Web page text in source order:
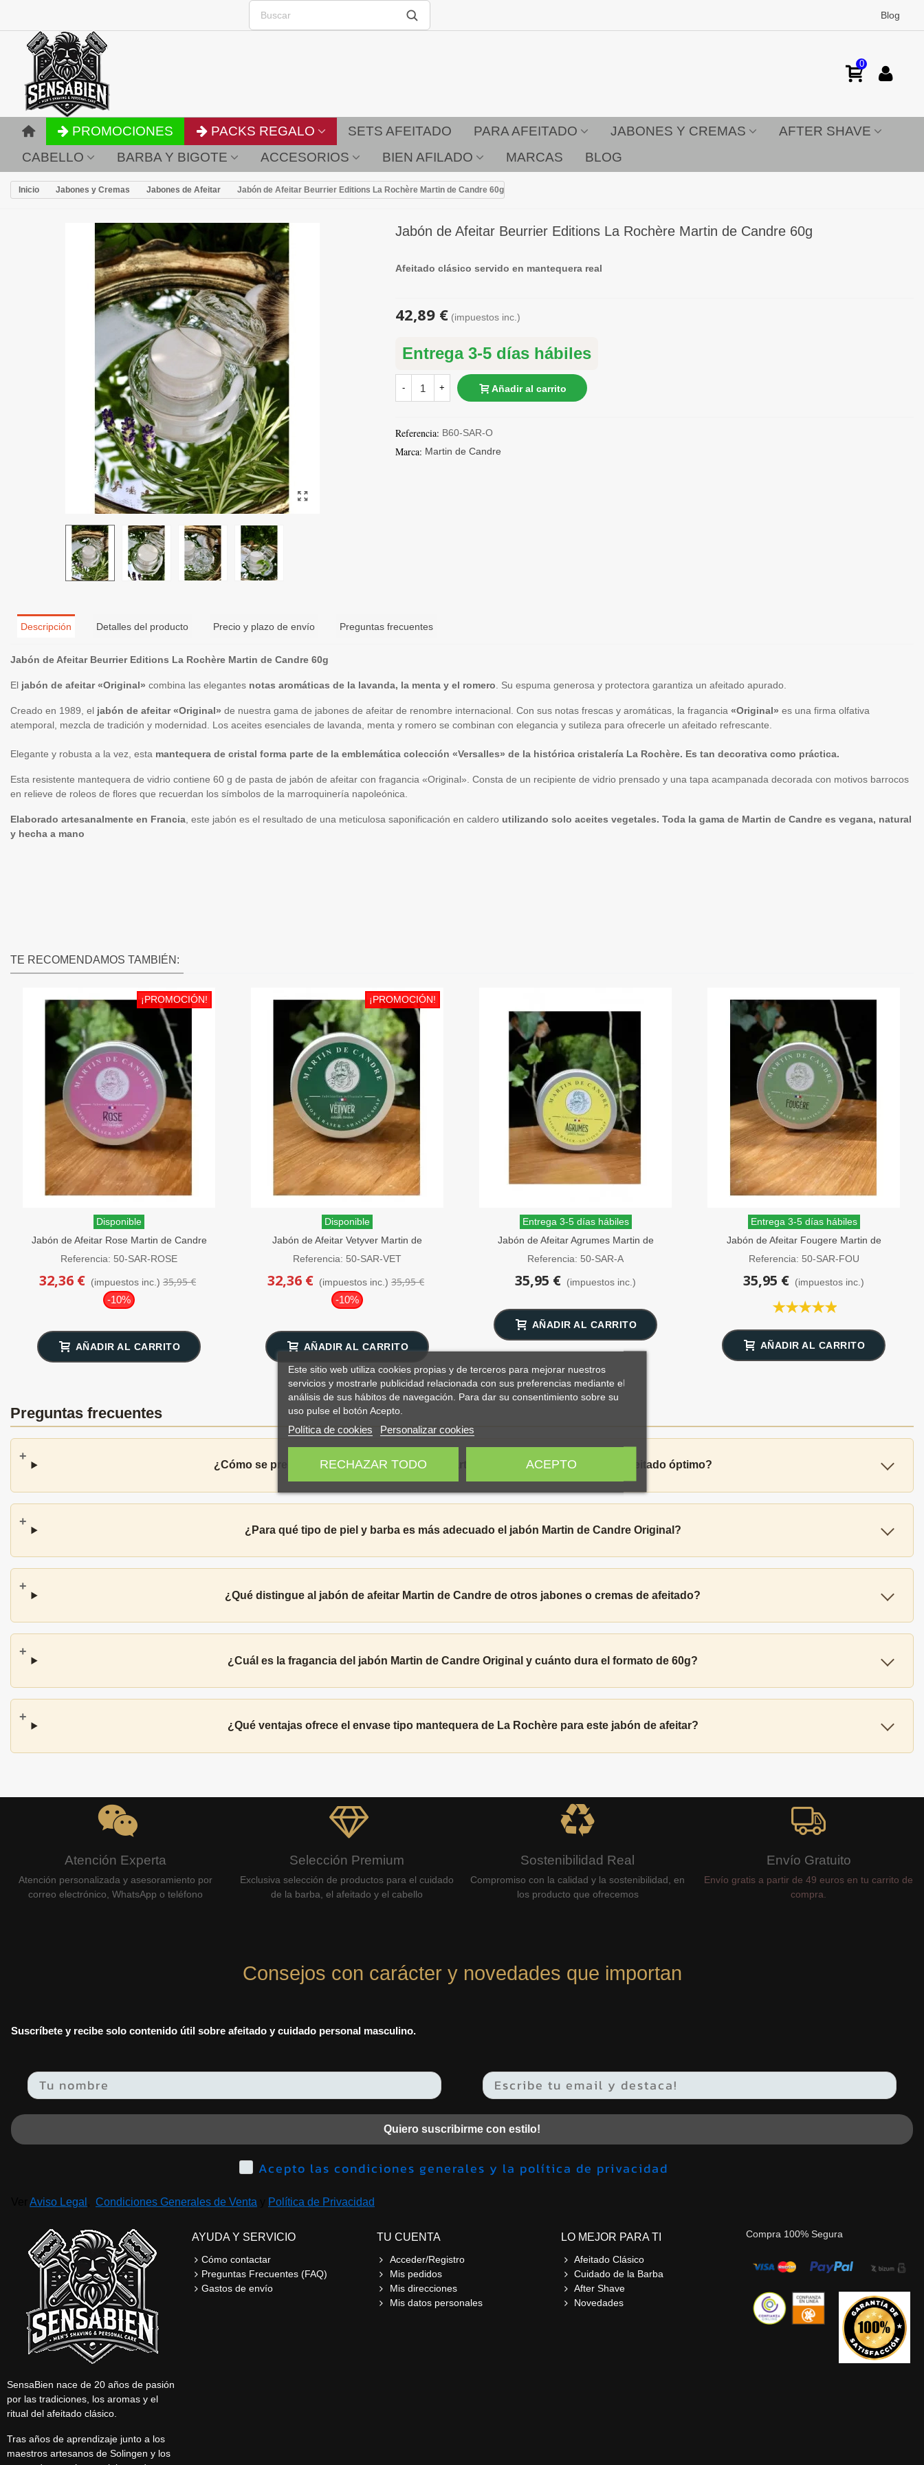
Blog
0
PROMOCIONES PACKS REGALO SETS AFEITADO PARA AFEITADO JABONES Y CREMAS
AFTER SHAVE
CABELLO
BARBA Y BIGOTE ACCESORIOS BIEN AFILADO MARCAS BLOG
Inicio Jabones y Cremas Jabones de Afeitar Jabón de Afeitar Beurrier Editions La Rochère Martin de Candre 60g
Jabón de Afeitar Beurrier Editions La Rochère Martin de Candre 60g
Afeitado clásico servido en mantequera real
42,89 € (impuestos inc.)
Entrega 3-5 días hábiles
- + Añadir al carrito
Referencia: B60-SAR-O
Marca: Martin de Candre
Descripción Detalles del producto Precio y plazo de envío Preguntas frecuentes
Jabón de Afeitar Beurrier Editions La Rochère Martin de Candre 60g
El jabón de afeitar «Original» combina las elegantes notas aromáticas de la lavanda, la menta y el romero . Su espuma generosa y protectora garantiza un afeitado apurado.
Creado en 1989, el jabón de afeitar «Original» de nuestra gama de jabones de afeitar de renombre internacional. Con sus notas frescas y aromáticas, la fragancia «Original» es una firma olfativa
atemporal, mezcla de tradición y modernidad. Los aceites esenciales de lavanda, menta y romero se combinan con elegancia y sutileza para ofrecerle un afeitado refrescante.
Elegante y robusta a la vez, esta mantequera de cristal forma parte de la emblemática colección «Versalles» de la histórica cristalería La Rochère. Es tan decorativa como práctica.
Esta resistente mantequera de vidrio contiene 60 g de pasta de jabón de afeitar con fragancia «Original». Consta de un recipiente de vidrio prensado y una tapa acampanada decorada con motivos barrocos
en relieve de roleos de flores que recuerdan los símbolos de la marroquinería napoleónica.
Elaborado artesanalmente en Francia , este jabón es el resultado de una meticulosa saponificación en caldero utilizando solo aceites vegetales. Toda la gama de Martin de Candre es vegana, natural
y hecha a mano
TE RECOMENDAMOS TAMBIÉN:
¡PROMOCIÓN!
Disponible
Jabón de Afeitar Rose Martin de Candre
50g
Referencia: 50-SAR-ROSE
32,36 € (impuestos inc.) 35,95 €
-10%
AÑADIR AL CARRITO
¡PROMOCIÓN!
Disponible
Jabón de Afeitar Vetyver Martin de
Candre 50g
Referencia: 50-SAR-VET
32,36 € (impuestos inc.) 35,95 €
-10%
AÑADIR AL CARRITO
Entrega 3-5 días hábiles
Jabón de Afeitar Agrumes Martin de
Candre 50g
Referencia: 50-SAR-A
35,95 € (impuestos inc.)
AÑADIR AL CARRITO
Entrega 3-5 días hábiles
Jabón de Afeitar Fougere Martin de
Candre 50g
Referencia: 50-SAR-FOU
35,95 € (impuestos inc.)
AÑADIR AL CARRITO
Preguntas frecuentes
¿Cómo se prepara y usa el Jabón de Afeitar Martin de Candre Beurrier para un afeitado óptimo?
¿Para qué tipo de piel y barba es más adecuado el jabón Martin de Candre Original?
¿Qué distingue al jabón de afeitar Martin de Candre de otros jabones o cremas de afeitado?
¿Cuál es la fragancia del jabón Martin de Candre Original y cuánto dura el formato de 60g?
¿Qué ventajas ofrece el envase tipo mantequera de La Rochère para este jabón de afeitar?
Este sitio web utiliza cookies propias y de terceros para mejorar nuestros
servicios y mostrarle publicidad relacionada con sus preferencias mediante el
análisis de sus hábitos de navegación. Para dar su consentimiento sobre su
uso pulse el botón Acepto.
Política de cookies Personalizar cookies
RECHAZAR TODO ACEPTO
Atención Experta
Atención personalizada y asesoramiento por
correo electrónico, WhatsApp o teléfono
Selección Premium
Exclusiva selección de productos para el cuidado
de la barba, el afeitado y el cabello
Sostenibilidad Real
Compromiso con la calidad y la sostenibilidad, en
los producto que ofrecemos
Envío Gratuito
Envío gratis a partir de 49 euros en tu carrito de
compra.
Consejos con carácter y novedades que importan
Suscríbete y recibe solo contenido útil sobre afeitado y cuidado personal masculino.
Email
Quiero suscribirme con estilo!
Acepto las condiciones generales y la política de privacidad
Aviso Legal Condiciones Generales de Venta Política de Privacidad
SensaBien nace de 20 años de pasión
por las tradiciones, los aromas y el
ritual del afeitado clásico.
Tras años de aprendizaje junto a los
maestros artesanos de Solingen y los
AYUDA Y SERVICIO
Cómo contactar
Preguntas Frecuentes (FAQ)
Gastos de envío
TU CUENTA
Acceder/Registro
Mis pedidos
Mis direcciones
Mis datos personales
LO MEJOR PARA TI
Afeitado Clásico
Cuidado de la Barba
After Shave
Novedades
Compra 100% Segura